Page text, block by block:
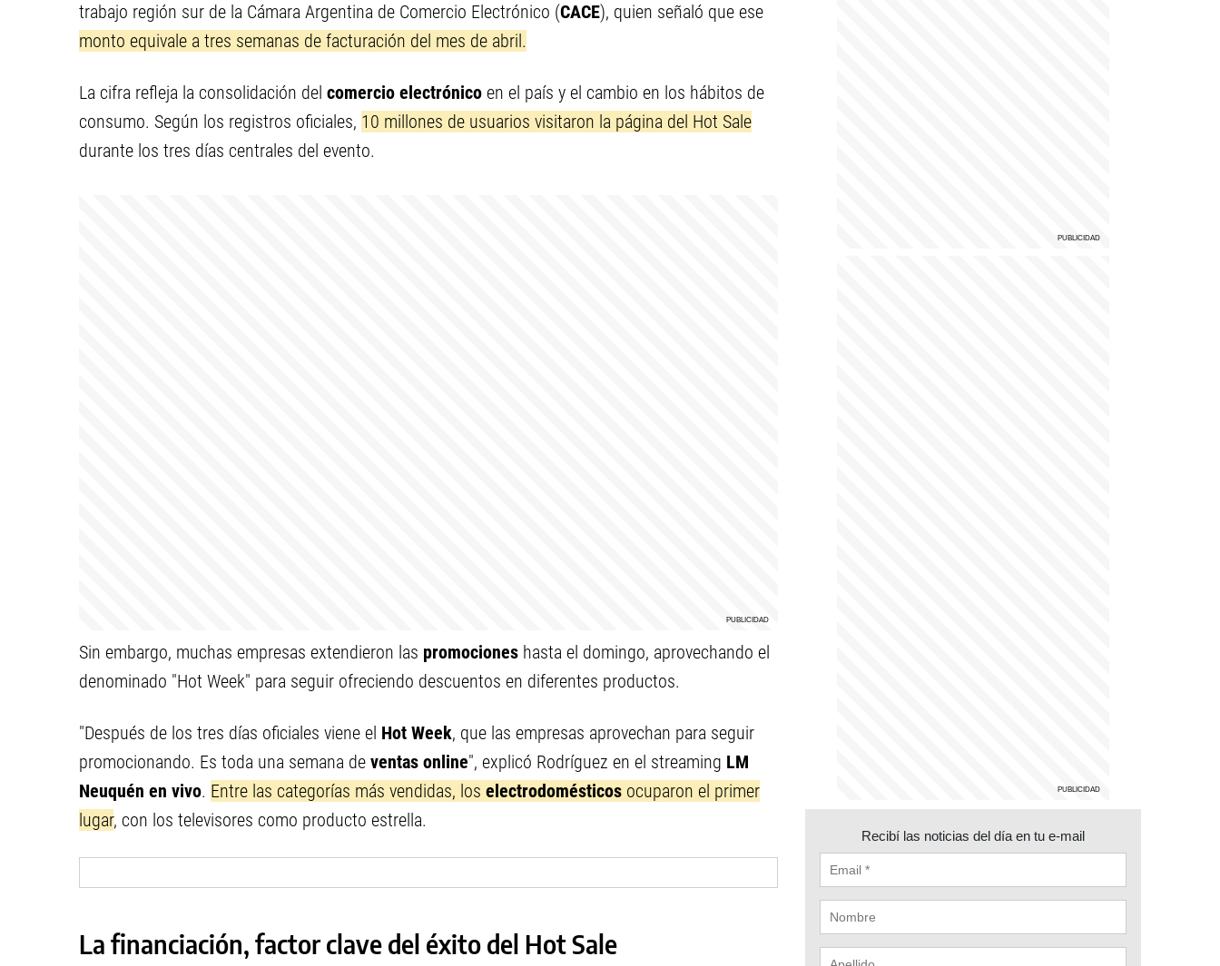
trabajo región sur de la Cámara Argentina de Comercio Electrónico (CACE), quien señaló que ese
monto equivale a tres semanas de facturación del mes de abril.
La cifra refleja la consolidación del comercio electrónico en el país y el cambio en los hábitos de
consumo. Según los registros oficiales, 10 millones de usuarios visitaron la página del Hot Sale
durante los tres días centrales del evento.
Sin embargo, muchas empresas extendieron las promociones hasta el domingo, aprovechando el
denominado "Hot Week" para seguir ofreciendo descuentos en diferentes productos.
"Después de los tres días oficiales viene el Hot Week, que las empresas aprovechan para seguir
promocionando. Es toda una semana de ventas online", explicó Rodríguez en el streaming LM
Neuquén en vivo. Entre las categorías más vendidas, los electrodomésticos ocuparon el primer
lugar, con los televisores como producto estrella.
La financiación, factor clave del éxito del Hot Sale
Recibí las noticias del día en tu e-mail